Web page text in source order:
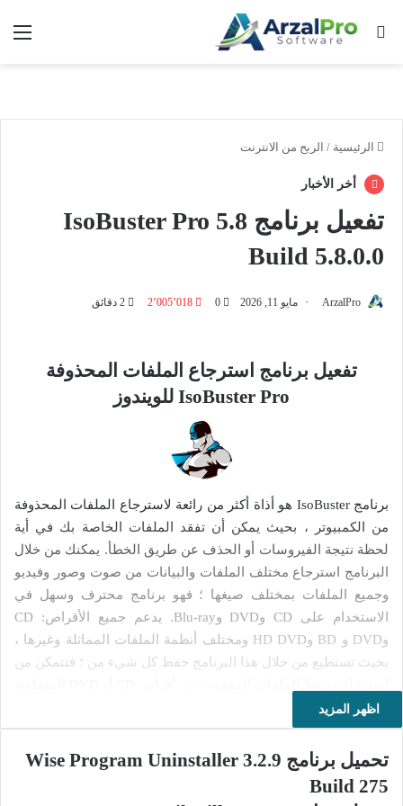
بحث عن
الرئيسية / الربح من الانترنت
أخر الأخبار
تفعيل برنامج IsoBuster Pro 5.8
Build 5.8.0.0
ArzalPro مايو 11, 2026 0 2٬005٬018
تفعيل برنامج استرجاع الملفات المحذوفة
IsoBuster Pro للويندوز
برنامج IsoBuster هو أذاة أكثر من رائعة لاسترجاع الملفات المحذوفة
من الكمبيوتر ، بحيث يمكن أن تفقد الملفات الخاصة بك في أية
لحظة نتيجة الفيروسات أو الحذف عن طريق الخطأ. يمكنك من خلال
البرنامج استرجاع مختلف الملفات والبيانات من صوت وصور وفيديو
وجميع الملفات بمختلف صيغها ؛ فهو برنامج محترف وسهل في
الاستخدام على CD وDVD وBlu-ray. يدعم جميع الأقراص: CD
وDVD و BD وHD DVD ومختلف أنظمة الملفات المماثلة وغيرها ،
بحيث تستطيع من خلال هذا البرنامج حفظ كل شيء من ؛ فتتمكن من
وحفظ الوثائق الهامة والصور القيمة والفيديوهات العائلية ونسخ
احتياطي للنظام الخاص بك.
يعتبر برنامج ايزو بوستر الأذاة المثالية لاسترجاع الملفات المختلفة
بشكل كامل وبأقل تكلفة ؛ فتستطيع من خلاله استعادة بيانات
اظهر المزيد
تحميل برنامج Wise Program Uninstaller 3.2.9
Build 275